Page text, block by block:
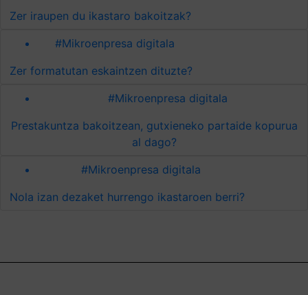
Zer iraupen du ikastaro bakoitzak?
#Mikroenpresa digitala
Zer formatutan eskaintzen dituzte?
#Mikroenpresa digitala
Prestakuntza bakoitzean, gutxieneko partaide kopurua
al dago?
#Mikroenpresa digitala
Nola izan dezaket hurrengo ikastaroen berri?